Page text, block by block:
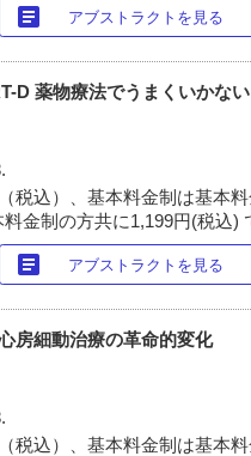
article アブストラクトを見る
D 薬物療法でうまくいかな
税込）、基本料金制は基本料
金制の方共に1,199円(税込)
article アブストラクトを見る
房細動治療の革命的変化
税込）、基本料金制は基本料